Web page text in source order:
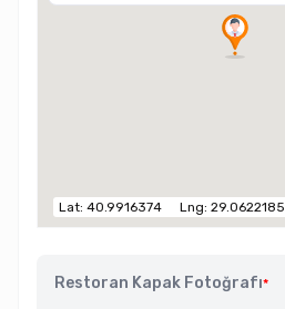
Lat: 40.9916374 Lng: 29.0622185
Restoran Kapak Fotoğrafı*